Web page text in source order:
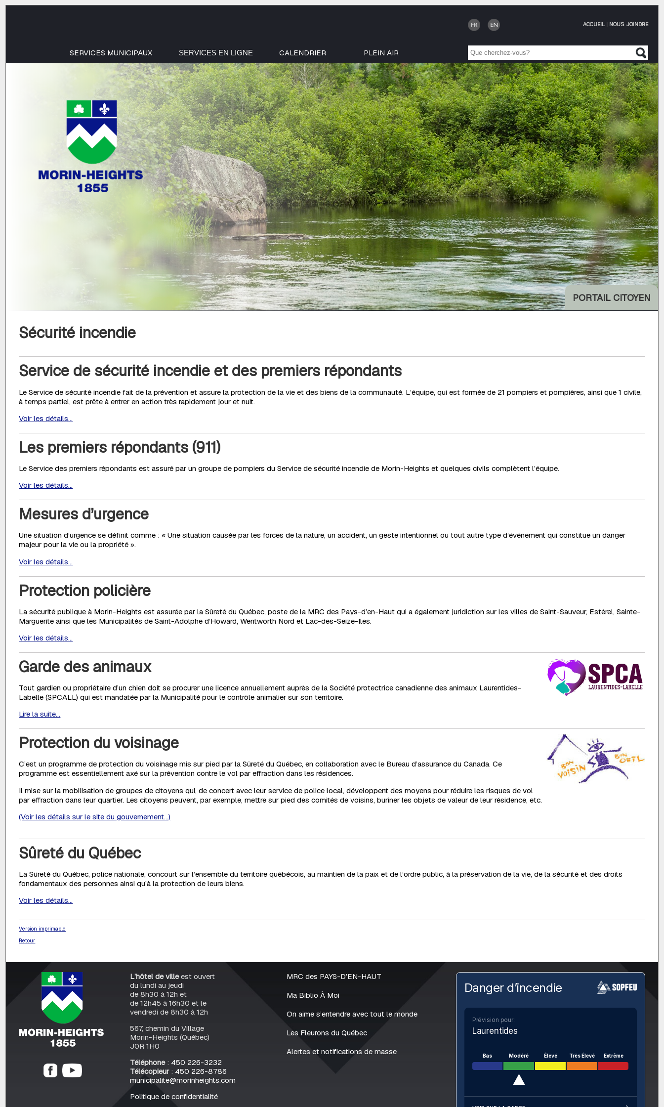
ACCUEIL| NOUS JOINDRE
SERVICES MUNICIPAUX SERVICES EN LIGNE CALENDRIER PLEIN AIR
PORTAIL CITOYEN
Sécurité incendie
Service de sécurité incendie et des premiers répondants
Le Service de sécurité incendie fait de la prévention et assure la protection de la vie et des biens de la communauté. L’équipe, qui est formée de 21 pompiers et pompières, ainsi que 1 civile,
à temps partiel, est prête à entrer en action très rapidement jour et nuit.
Voir les détails...
Les premiers répondants (911)
Le Service des premiers répondants est assuré par un groupe de pompiers du Service de sécurité incendie de Morin-Heights et quelques civils complètent l’équipe.
Voir les détails...
Mesures d’urgence
Une situation d’urgence se définit comme : « Une situation causée par les forces de la nature, un accident, un geste intentionnel ou tout autre type d’événement qui constitue un danger
majeur pour la vie ou la propriété ».
Voir les détails...
Protection policière
La sécurité publique à Morin-Heights est assurée par la Sûreté du Québec, poste de la MRC des Pays-d’en-Haut qui a également juridiction sur les villes de Saint-Sauveur, Estérel, Sainte-
Marguerite ainsi que les Municipalités de Saint-Adolphe d’Howard, Wentworth Nord et Lac-des-Seize-Iles.
Voir les détails...
Garde des animaux
Tout gardien ou propriétaire d’un chien doit se procurer une licence annuellement auprès de la Société protectrice canadienne des animaux Laurentides-
Labelle (SPCALL) qui est mandatée par la Municipalité pour le contrôle animalier sur son territoire.
Lire la suite...
Protection du voisinage
C’est un programme de protection du voisinage mis sur pied par la Sûreté du Québec, en collaboration avec le Bureau d’assurance du Canada. Ce
programme est essentiellement axé sur la prévention contre le vol par effraction dans les résidences.
Il mise sur la mobilisation de groupes de citoyens qui, de concert avec leur service de police local, développent des moyens pour réduire les risques de vol
par effraction dans leur quartier. Les citoyens peuvent, par exemple, mettre sur pied des comités de voisins, buriner les objets de valeur de leur résidence, etc.
(Voir les détails sur le site du gouvernement...)
Sûreté du Québec
La Sûreté du Québec, police nationale, concourt sur l’ensemble du territoire québécois, au maintien de la paix et de l’ordre public, à la préservation de la vie, de la sécurité et des droits
fondamentaux des personnes ainsi qu’à la protection de leurs biens.
Voir les détails...
Version imprimable
Retour
L’hôtel de villeest ouvert
du lundi au jeudi
de 8h30 à 12h et
de 12h45 à 16h30 et le
vendredi de 8h30 à 12h
567, chemin du Village
Morin-Heights (Québec)
J0R 1H0
Téléphone: 450 226-3232
Télécopieur: 450 226-8786
municipalite@morinheights.com
Politique de confidentialité
MRC des PAYS-D’EN-HAUT
Ma Biblio À Moi
On aime s’entendre avec tout le monde
Les Fleurons du Québec
Alertes et notifications de masse
Danger d’incendie
Prévision pour:
Laurentides
Bas Modéré Élevé Très Élevé Extrême